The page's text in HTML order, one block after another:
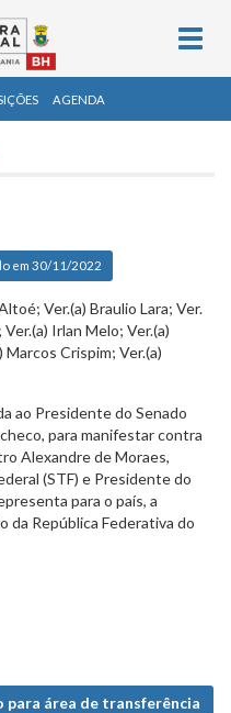
AGENDA
em 30/11/2022
Ver.(a) Braulio Lara; Ver.
Irlan Melo; Ver.(a)
Marcos Crispim; Ver.(a)
ao Presidente do Senado
para manifestar contra
Alexandre de Moraes,
(STF) e Presidente do
para o país, a
da República Federativa do
área de transferência